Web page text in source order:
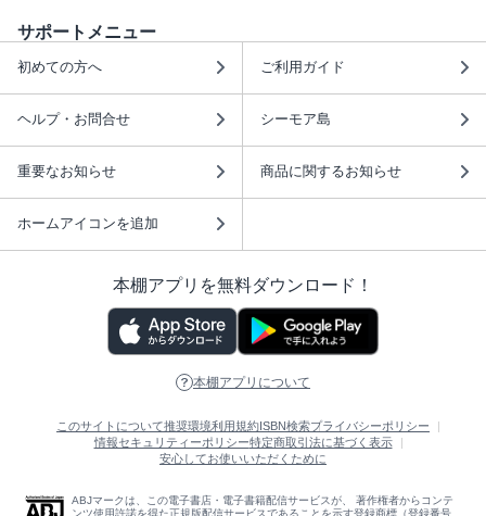
サポートメニュー
初めての方へ ご利用ガイド
ヘルプ・お問合せ シーモア島
重要なお知らせ 商品に関するお知らせ
ホームアイコンを追加
本棚アプリを無料ダウンロード！
本棚アプリについて
このサイトについて推奨環境利用規約 ISBN検索プライバシーポリシー
情報セキュリティーポリシー特定商取引法に基づく表示
安心してお使いいただくために
ABJマークは、この電子書店・電子書籍配信サービスが、 著作権者からコンテ